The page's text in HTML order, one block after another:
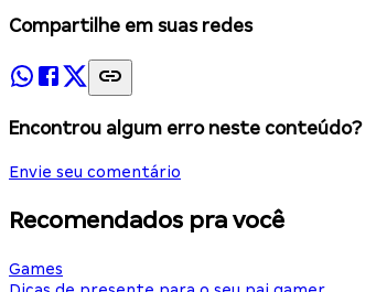
Compartilhe em suas redes
Encontrou algum erro neste conteúdo?
Envie seu comentário
Recomendados pra você
Games